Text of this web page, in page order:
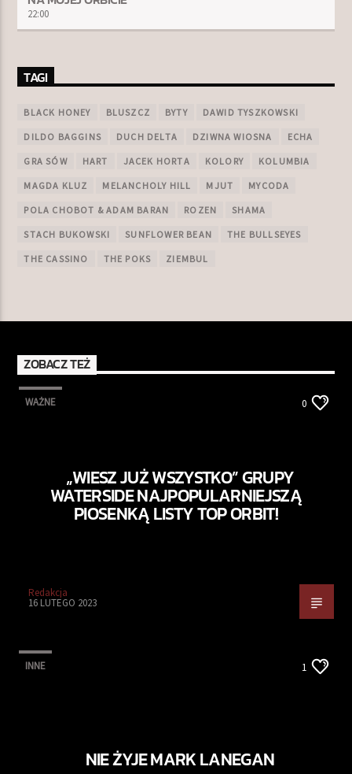
22:00
TAGI
BLACK HONEY BLUSZCZ BYTY DAWID TYSZKOWSKI
DILDO BAGGINS DUCH DELTA DZIWNA WIOSNA ECHA
GRA SÓW HART JACEK HORTA KOLORY KOLUMBIA
MAGDA KLUZ MELANCHOLY HILL MJUT MYCODA
POLA CHOBOT & ADAM BARAN ROZEN SHAMA
STACH BUKOWSKI SUNFLOWER BEAN THE BULLSEYES
THE CASSINO THE POKS ZIEMBUL
ZOBACZ TEŻ
WAŻNE 0
„WIESZ JUŻ WSZYSTKO” GRUPY
WATERSIDE NAJPOPULARNIEJSZĄ
PIOSENKĄ LISTY TOP ORBIT!
Redakcja
16 LUTEGO 2023
INNE 1
NIE ŻYJE MARK LANEGAN